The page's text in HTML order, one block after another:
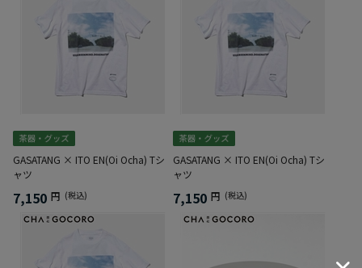
GASATANG × ITO EN(Oi Ocha) Tシ
ャツ
7,150 円 (税込)
GASATANG × ITO EN(Oi Ocha) Tシ
ャツ
7,150 円 (税込)